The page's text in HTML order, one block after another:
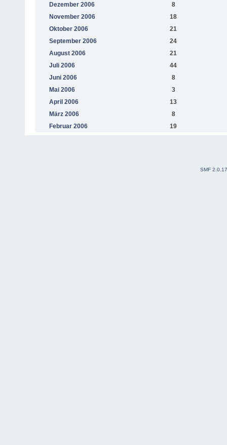
Dezember 2006
8
November 2006
18
Oktober 2006
21
September 2006
24
August 2006
21
Juli 2006
44
Juni 2006
8
Mai 2006
3
April 2006
13
März 2006
8
Februar 2006
19
SMF 2.0.17